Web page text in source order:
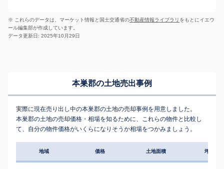
※ これらのデータは、マーケット情報と国土交通省の不動産情報ライブラリ をもとにイエウ
ール編集部が作成しています。
データ更新日: 2025年10月29日
本巣郡の土地売出事例
実際に現在売り出し中の本巣郡の土地の売却事例を用意しました。
本巣郡の土地の売却価格・相場を知るために、これらの物件と比較し
て、自分の物件価格がいくらになりそうか相場をつかみましょう。
地域 価格 土地面積 坪単価